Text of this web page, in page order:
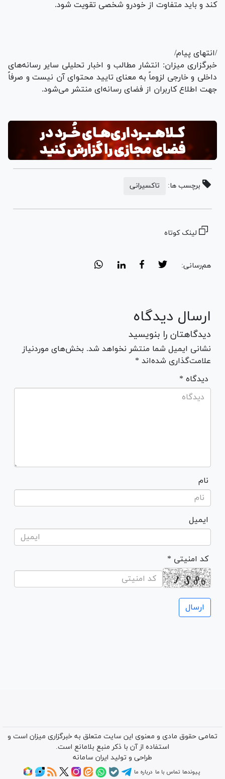
کند و باید متفاوت از خودرو شخصی تقویت شود.
/انتهای پیام/
خبرگزاری میزان: انتشار مطالب و اخبار تحلیلی سایر رسانه‌های
داخلی و خارجی لزوماً به معنای تایید محتوای آن نیست و صرفاً
جهت اطلاع کاربران از فضای رسانه‌ای منتشر می‌شود.
برچسب ها: تاکسیرانی
لینک کوتاه
هم‌رسانی:
ارسال دیدگاه
دیدگاهتان را بنویسید
نشانی ایمیل شما منتشر نخواهد شد. بخش‌های موردنیاز
علامت‌گذاری شده‌اند *
* دیدگاه
نام
ایمیل
* کد امنیتی
تمامی حقوق مادی و معنوی این سایت متعلق به خبرگزاری میزان است و
استفاده از آن با ذکر منبع بلامانع است.
طراحی و تولید ایران سامانه
پیوندها تماس با ما درباره ما